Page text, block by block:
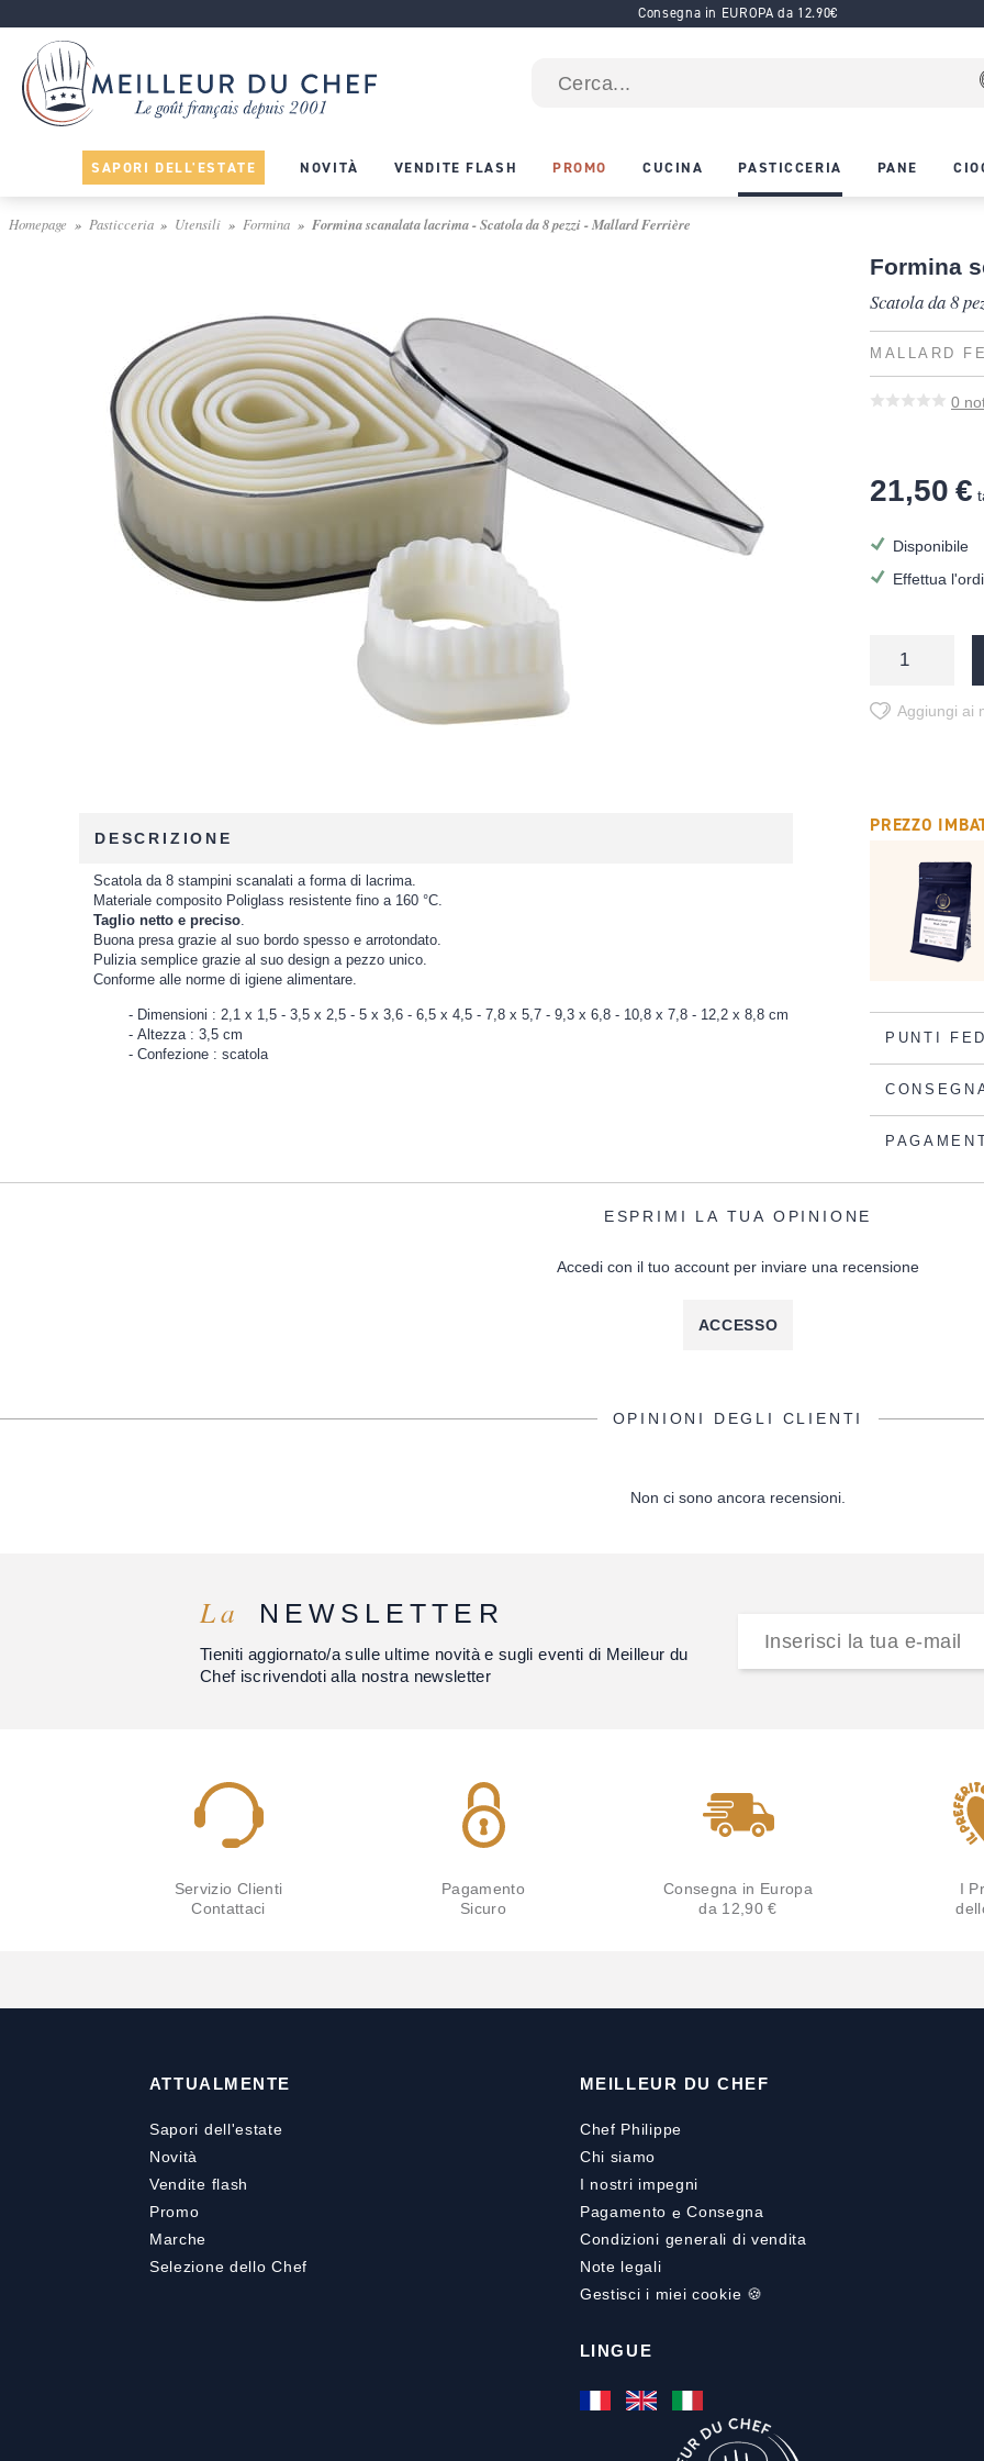
Consegna in EUROPA da 12.90€
SAPORI DELL'ESTATE NOVITÀ VENDITE FLASH PROMO CUCINA PASTICCERIA PANE
Homepage Pasticceria Utensili Formina Formina scanalata lacrima - Scatola da 8 pezzi - Mallard Ferrière
Formina
Scatola da 8
MALLARD
0
21,50 €
Disponibile
Effettua
Aggiungi ai
DESCRIZIONE
Scatola da 8 stampini scanalati a forma di lacrima.
Materiale composito Poliglass resistente fino a 160 °C.
Taglio netto e preciso.
Buona presa grazie al suo bordo spesso e arrotondato.
Pulizia semplice grazie al suo design a pezzo unico.
Conforme alle norme di igiene alimentare.
Dimensioni : 2,1 x 1,5 - 3,5 x 2,5 - 5 x 3,6 - 6,5 x 4,5 - 7,8 x 5,7 - 9,3 x 6,8 - 10,8 x 7,8 - 12,2 x 8,8 cm
Altezza : 3,5 cm
Confezione : scatola
PREZZO
PUNTI
ESPRIMI LA TUA OPINIONE
Accedi con il tuo account per inviare una recensione
ACCESSO
OPINIONI DEGLI CLIENTI
Non ci sono ancora recensioni.
La NEWSLETTER
Tieniti aggiornato/a sulle ultime novità e sugli eventi di Meilleur du
Chef iscrivendoti alla nostra newsletter
Servizio Clienti
Contattaci
Pagamento
Sicuro
Consegna in Europa
da 12,90 €
I
ATTUALMENTE
Sapori dell'estate
Novità
Vendite flash
Promo
Marche
Selezione dello Chef
MEILLEUR DU CHEF
Chef Philippe
Chi siamo
I nostri impegni
Pagamento eConsegna
Condizioni generali di vendita
Note legali
Gestisci i miei cookie 🍪
LINGUE